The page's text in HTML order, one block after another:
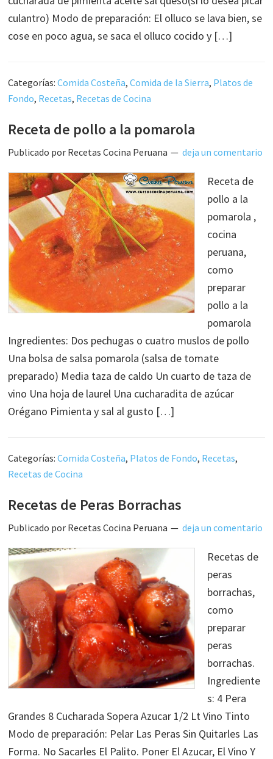
culantro) Modo de preparación: El olluco se lava bien, se
cose en poco agua, se saca el olluco cocido y […]
Categorías:Comida Costeña,Comida de la Sierra, Platos de
Fondo, Recetas, Recetas de Cocina
Receta de pollo a la pomarola
Publicado por Recetas Cocina Peruana deja un comentario
Receta de
pollo a la
pomarola ,
cocina
peruana,
como
preparar
pollo a la
pomarola
Ingredientes: Dos pechugas o cuatro muslos de pollo
Una bolsa de salsa pomarola (salsa de tomate
preparado) Media taza de caldo Un cuarto de taza de
vino Una hoja de laurel Una cucharadita de azúcar
Orégano Pimienta y sal al gusto […]
Categorías:Comida Costeña, Platos de Fondo, Recetas,
Recetas de Cocina
Recetas de Peras Borrachas
Publicado por Recetas Cocina Peruana deja un comentario
Recetas de
peras
borrachas,
como
preparar
peras
borrachas.
Ingrediente
s: 4 Pera
Grandes 8 Cucharada Sopera Azucar 1/2 Lt Vino Tinto
Modo de preparación: Pelar Las Peras Sin Quitarles Las
Forma. No Sacarles El Palito. Poner El Azucar, El Vino Y